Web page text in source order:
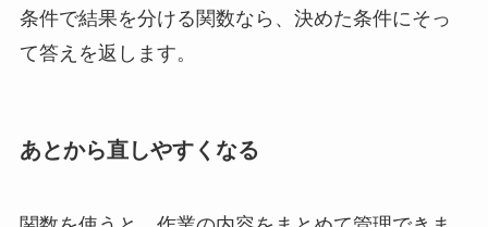
条件で結果を分ける関数なら、決めた条件にそっ
て答えを返します。
あとから直しやすくなる